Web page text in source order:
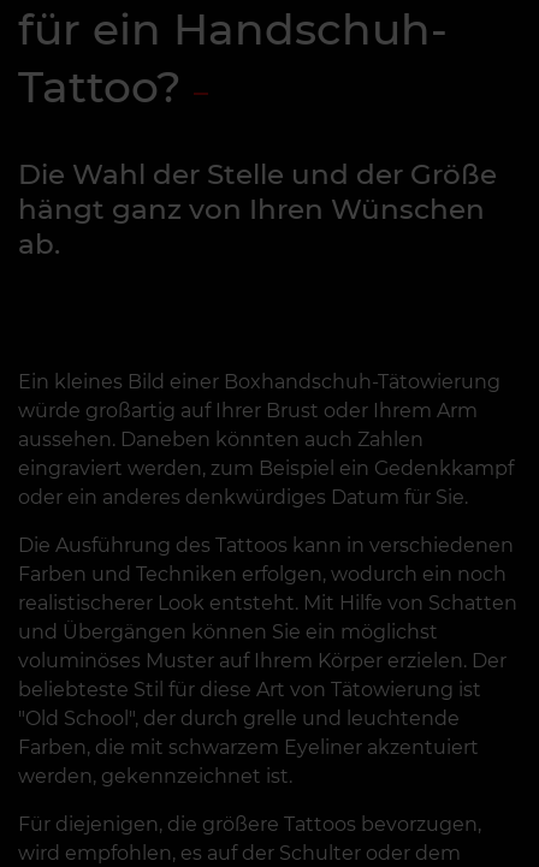
für ein Handschuh-
Tattoo?
Die Wahl der Stelle und der Größe
hängt ganz von Ihren Wünschen
ab.
Ein kleines Bild einer Boxhandschuh-Tätowierung
würde großartig auf Ihrer Brust oder Ihrem Arm
aussehen. Daneben könnten auch Zahlen
eingraviert werden, zum Beispiel ein Gedenkkampf
oder ein anderes denkwürdiges Datum für Sie.
Die Ausführung des Tattoos kann in verschiedenen
Farben und Techniken erfolgen, wodurch ein noch
realistischerer Look entsteht. Mit Hilfe von Schatten
und Übergängen können Sie ein möglichst
voluminöses Muster auf Ihrem Körper erzielen. Der
beliebteste Stil für diese Art von Tätowierung ist
"Old School", der durch grelle und leuchtende
Farben, die mit schwarzem Eyeliner akzentuiert
werden, gekennzeichnet ist.
Für diejenigen, die größere Tattoos bevorzugen,
wird empfohlen, es auf der Schulter oder dem